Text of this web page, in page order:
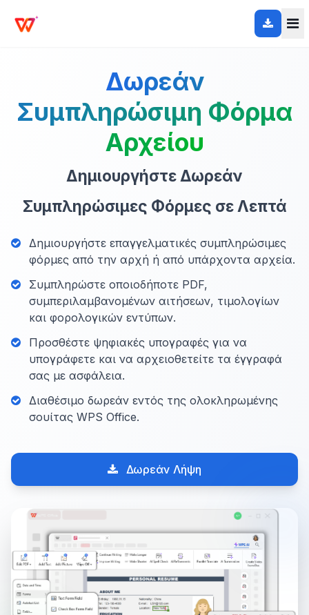
Δωρεάν
Συμπληρώσιμη Φόρμα
Αρχείου
Δημιουργήστε Δωρεάν
Συμπληρώσιμες Φόρμες σε Λεπτά
Δημιουργήστε επαγγελματικές συμπληρώσιμες
φόρμες από την αρχή ή από υπάρχοντα αρχεία.
Συμπληρώστε οποιοδήποτε PDF,
συμπεριλαμβανομένων αιτήσεων, τιμολογίων
και φορολογικών εντύπων.
Προσθέστε ψηφιακές υπογραφές για να
υπογράφετε και να αρχειοθετείτε τα έγγραφά
σας με ασφάλεια.
Διαθέσιμο δωρεάν εντός της ολοκληρωμένης
σουίτας WPS Office.
Δωρεάν Λήψη